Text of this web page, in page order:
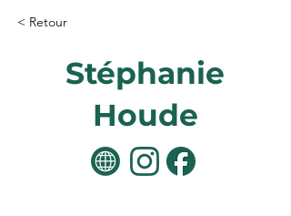
< Retour
Stéphanie
Houde